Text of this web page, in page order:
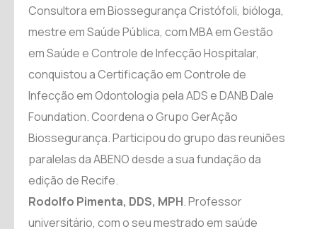
Consultora em Biossegurança Cristófoli, bióloga,
mestre em Saúde Pública, com MBA em Gestão
em Saúde e Controle de Infecção Hospitalar,
conquistou a Certificação em Controle de
Infecção em Odontologia pela ADS e DANB Dale
Foundation. Coordena o Grupo GerAção
Biossegurança. Participou do grupo das reuniões
paralelas da ABENO desde a sua fundação da
edição de Recife.
Rodolfo Pimenta, DDS, MPH. Professor
universitário, com o seu mestrado em saúde